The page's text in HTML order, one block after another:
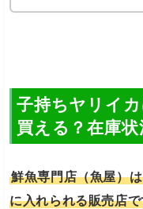
子持ちヤリイ
買える？在庫
鮮魚専門店（魚屋）
に入れられる販売店